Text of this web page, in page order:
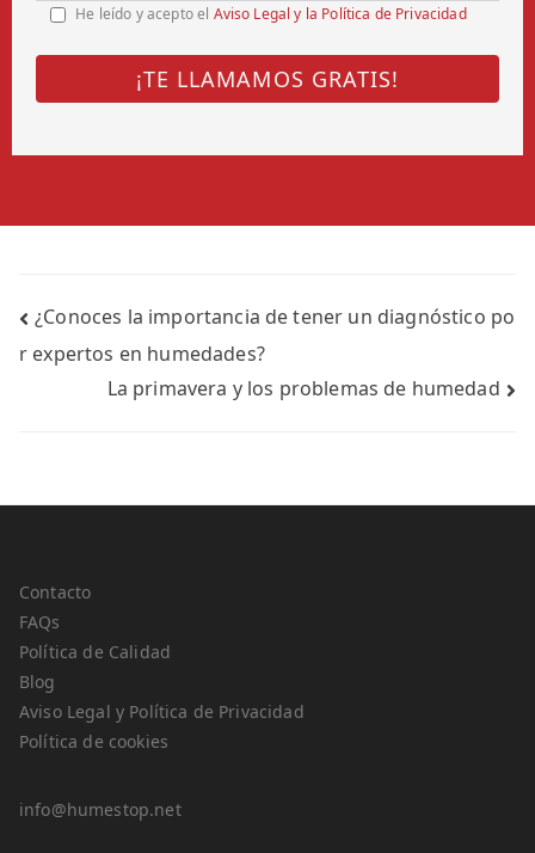
He leído y acepto el Aviso Legal y la Política de Privacidad
¿Conoces la importancia de tener un diagnóstico po
r expertos en humedades?
La primavera y los problemas de humedad
Contacto
FAQs
Política de Calidad
Blog
Aviso Legal y Política de Privacidad
Política de cookies
info@humestop.net